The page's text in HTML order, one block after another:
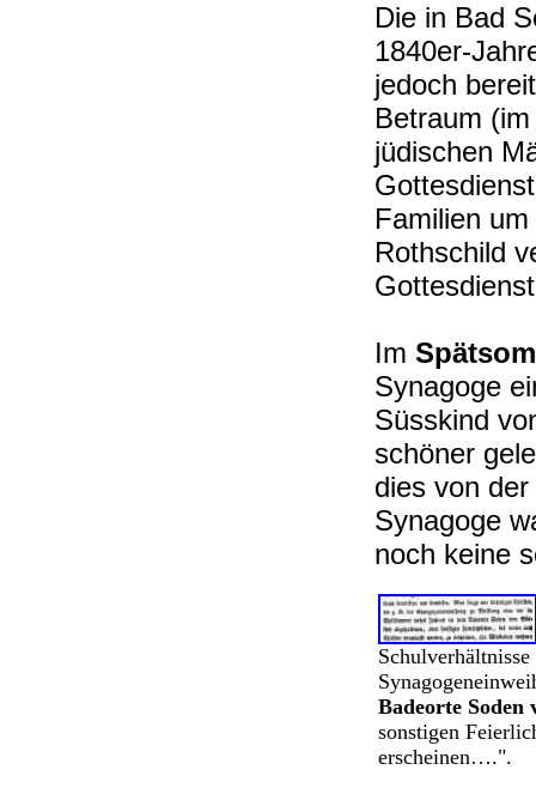
Die in Bad
1840er-
jedoch
Betraum
jüdischen
Familien
Rothschild
Im
Synagoge
Süsskind
schöner
dies von
Synagoge
noch keine
Badeorte Soden
sonstigen
erscheinen….".